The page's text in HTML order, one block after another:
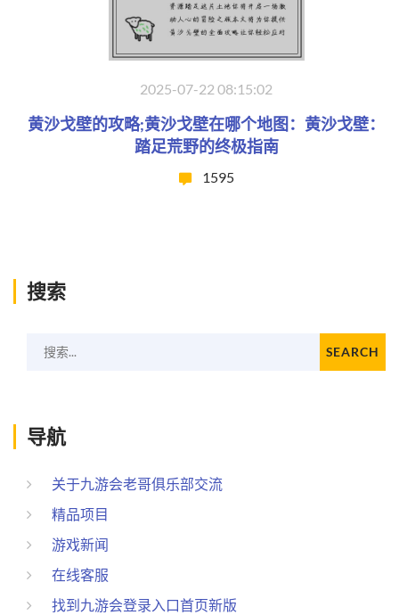
2025-07-22 08:15:02
黄沙戈壁的攻略;黄沙戈壁在哪个地图：黄沙戈壁：
踏足荒野的终极指南
1595
搜索
搜索... SEARCH
导航
关于九游会老哥俱乐部交流
精品项目
游戏新闻
在线客服
找到九游会登录入口首页新版